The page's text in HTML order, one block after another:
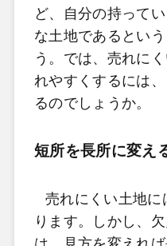
ど、自分の持って
な土地であるとい
う。では、売れに
れやすくするには
るのでしょうか。
短所を長所に変え
売れにくい土地
ります。しかし、